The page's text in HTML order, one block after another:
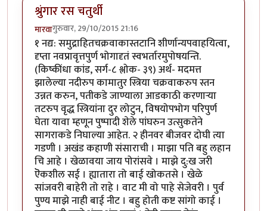
श्रुंगार रस चतुर्थी
मारवागुरुवार, 29/10/2015 21:16
१ नद्य: समुद्राहितचक्रवाकास्तटानि शीर्णान्यपवाहयित्वा,
दृप्ता नवप्रावृत्तपुर्ण भोगादृतं स्वभर्तारमुपोषयन्ति.
(किष्कींधा कांड, सर्ग-८ श्लोक- ३९) अर्थ- मदमत्त
झालेल्या नदीरुप कामातुर स्त्रिया चक्रवाकरुप स्तन
उन्नत करुन, पतीकडे जाण्याला आडकाठी करणा‍र्‍या
तटरुप वृद्ध स्त्रियांना दुर लोटुन, विषयोपभोग परिपुर्ण
घेता यावा म्हणून पुष्पादी शेले पांघरुन उत्सुकतेने
सागराकडे निघाल्या आहेत. २ हीनवर बीजवर दोघी त्या
गडणी । अखंड कहाणी संसाराची । माझा पति बहु लहान
चि आहे । खेळावया जाय पोरांसवे । माझे दु:ख जरी
ऎकशील सई । ह्यातारा तो बाई खोकतसे । खेळे
सांजवरी बाहेरी तो राहे । वाट मी वो पाहे सेजेवरी । पुर्व
पुण्य माझे नाही बाई नीट । बहु होती कष्ट सांगो काई ।